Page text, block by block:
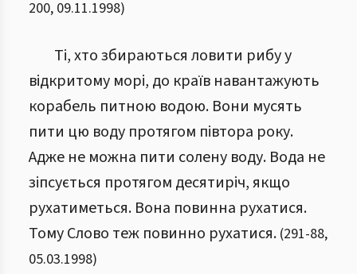
200, 09.11.1998)
Ті, хто збираються ловити рибу у
відкритому морі, до країв навантажують
корабель питною водою. Вони мусять
пити цю воду протягом півтора року.
Адже не можна пити солену воду. Вода не
зіпсується протягом десятиріч, якщо
рухатиметься. Вона повинна рухатися.
Тому Слово теж повинно рухатися. (291-88,
05.03.1998)